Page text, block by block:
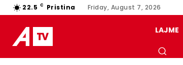
22.5 C Pristina Friday, August 7, 2026
LAJME